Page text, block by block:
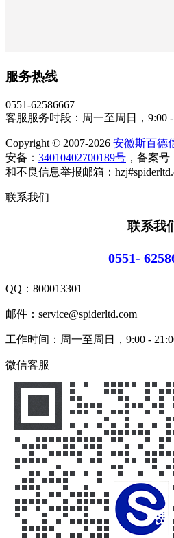
服务热线
0551-62586667
客服服务时段：周一至周日，9:00
Copyright © 2007-2026 安徽斯百德
安备： 34010402700189号 ，备案号
和不良信息举报邮箱：
联系我们
联系我
0551-
QQ： 800013301
邮件：service@spiderltd.com
工作时间：周一至周日，9:00 -
微信客服